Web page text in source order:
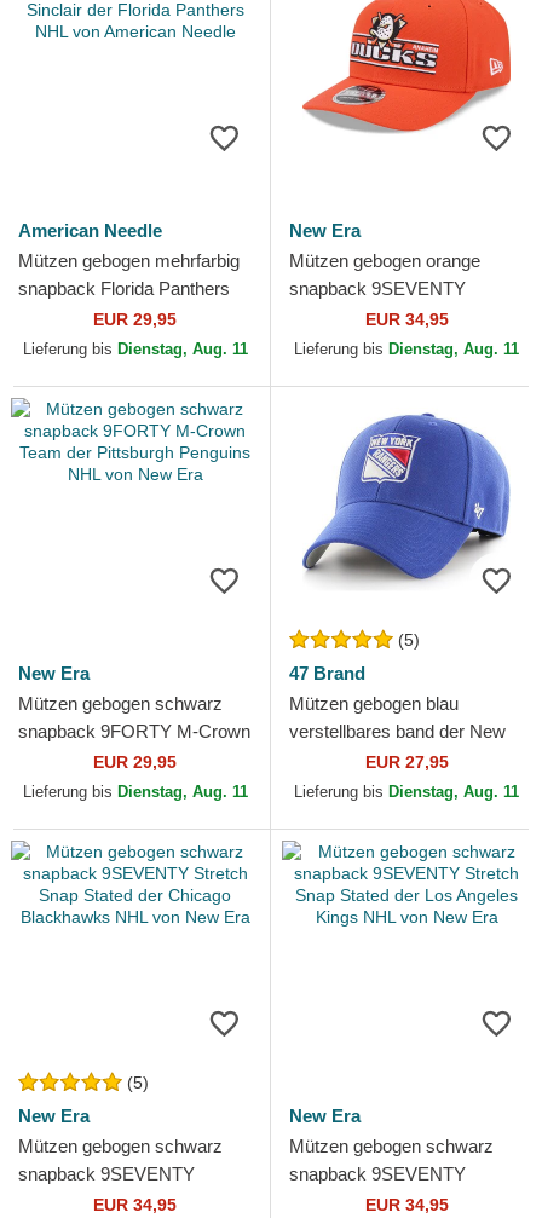
American Needle
Mützen gebogen mehrfarbig
snapback Florida Panthers
NHL Sinclair der Florida
Panthers NHL von...
EUR 29,95
Lieferung bis Dienstag, Aug. 11
New Era
Mützen gebogen orange
snapback 9SEVENTY
Stretch Snap Stated der
Anaheim Ducks NHL von
EUR 34,95
Lieferung bis Dienstag, Aug. 11
New Era
Mützen gebogen schwarz
snapback 9FORTY M-Crown
Team der Pittsburgh
Penguins NHL von New Era
EUR 29,95
Lieferung bis Dienstag, Aug. 11
(5)
47 Brand
Mützen gebogen blau
verstellbares band der New
York Rangers NHL von 47
Brand
EUR 27,95
Lieferung bis Dienstag, Aug. 11
(5)
New Era
Mützen gebogen schwarz
snapback 9SEVENTY
Stretch Snap Stated der
EUR 34,95
New Era
Mützen gebogen schwarz
snapback 9SEVENTY
Stretch Snap Stated der Los
EUR 34,95